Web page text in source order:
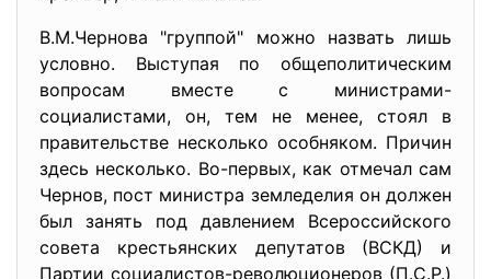
В.М.Чернова "группой" можно назвать лишь
условно. Выступая по общеполитическим
вопросам вместе с министрами-
социалистами, он, тем не менее, стоял в
правительстве несколько особняком. Причин
здесь несколько. Во-первых, как отмечал сам
Чернов, пост министра земледелия он должен
был занять под давлением Всероссийского
совета крестьянских депутатов (ВСКД) и
Партии социалистов-революционеров (П.С.Р.)